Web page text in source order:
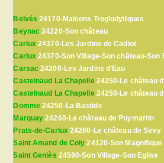
Belvés 24170-Maisons Troglodytiques
Beynac 24220-Son château
Carlux 24370-Les Jardins de Cadiot
Carlux 24370-Son Village-Son château-Son
Carsac 24200-Les Jardins d’Eau
Castelnaud La Chapelle24250-Le château
Castelnaud La Chapelle24250-Le château
Domme24250-La Bastide
Marquay 24260-Le château de Puymartin
Prats-de-Carlux24260-Le château de Sirey
Saint Amand de Coly 24120-Son
Saint Geniès 24590-Son Village-Son Eglise